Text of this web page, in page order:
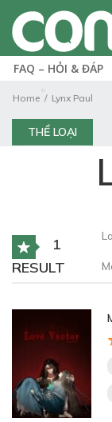
FAQ – HỎI & ĐÁP
Home Lynx Paul
THỂ LOẠI
1
RESULT